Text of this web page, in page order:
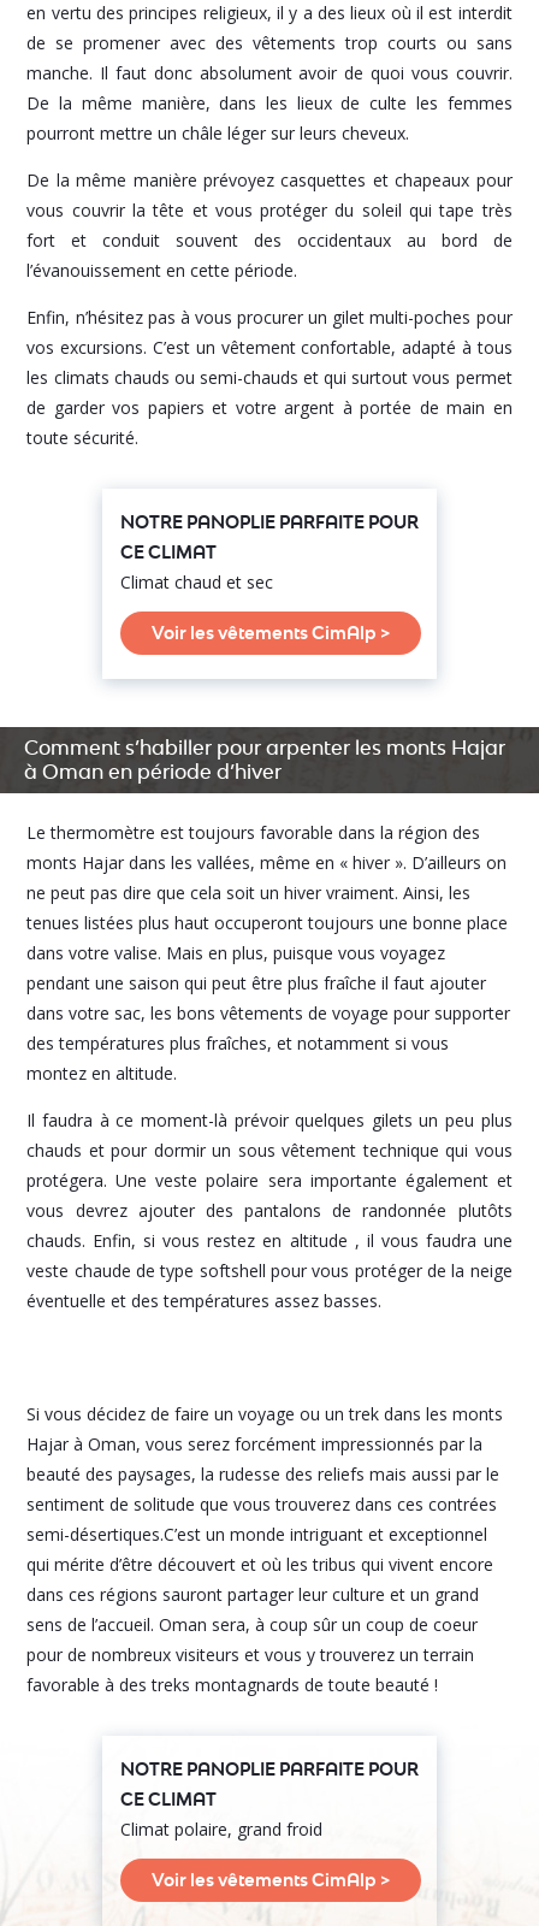
en vertu des principes religieux, il y a des lieux où il est interdit
de se promener avec des vêtements trop courts ou sans
manche. Il faut donc absolument avoir de quoi vous couvrir.
De la même manière, dans les lieux de culte les femmes
pourront mettre un châle léger sur leurs cheveux.
De la même manière prévoyez casquettes et chapeaux pour
vous couvrir la tête et vous protéger du soleil qui tape très
fort et conduit souvent des occidentaux au bord de
l’évanouissement en cette période.
Enfin, n’hésitez pas à vous procurer un gilet multi-poches pour
vos excursions. C’est un vêtement confortable, adapté à tous
les climats chauds ou semi-chauds et qui surtout vous permet
de garder vos papiers et votre argent à portée de main en
toute sécurité.
NOTRE PANOPLIE PARFAITE POUR
CE CLIMAT
Climat chaud et sec
Voir les vêtements CimAlp >
Comment s’habiller pour arpenter les monts Hajar
à Oman en période d’hiver
Le thermomètre est toujours favorable dans la région des
monts Hajar dans les vallées, même en « hiver ». D’ailleurs on
ne peut pas dire que cela soit un hiver vraiment. Ainsi, les
tenues listées plus haut occuperont toujours une bonne place
dans votre valise. Mais en plus, puisque vous voyagez
pendant une saison qui peut être plus fraîche il faut ajouter
dans votre sac, les bons vêtements de voyage pour supporter
des températures plus fraîches, et notamment si vous
montez en altitude.
Il faudra à ce moment-là prévoir quelques gilets un peu plus
chauds et pour dormir un sous vêtement technique qui vous
protégera. Une veste polaire sera importante également et
vous devrez ajouter des pantalons de randonnée plutôts
chauds. Enfin, si vous restez en altitude , il vous faudra une
veste chaude de type softshell pour vous protéger de la neige
éventuelle et des températures assez basses.
Si vous décidez de faire un voyage ou un trek dans les monts
Hajar à Oman, vous serez forcément impressionnés par la
beauté des paysages, la rudesse des reliefs mais aussi par le
sentiment de solitude que vous trouverez dans ces contrées
semi-désertiques.C’est un monde intriguant et exceptionnel
qui mérite d’être découvert et où les tribus qui vivent encore
dans ces régions sauront partager leur culture et un grand
sens de l’accueil. Oman sera, à coup sûr un coup de coeur
pour de nombreux visiteurs et vous y trouverez un terrain
favorable à des treks montagnards de toute beauté !
NOTRE PANOPLIE PARFAITE POUR
CE CLIMAT
Climat polaire, grand froid
Voir les vêtements CimAlp >